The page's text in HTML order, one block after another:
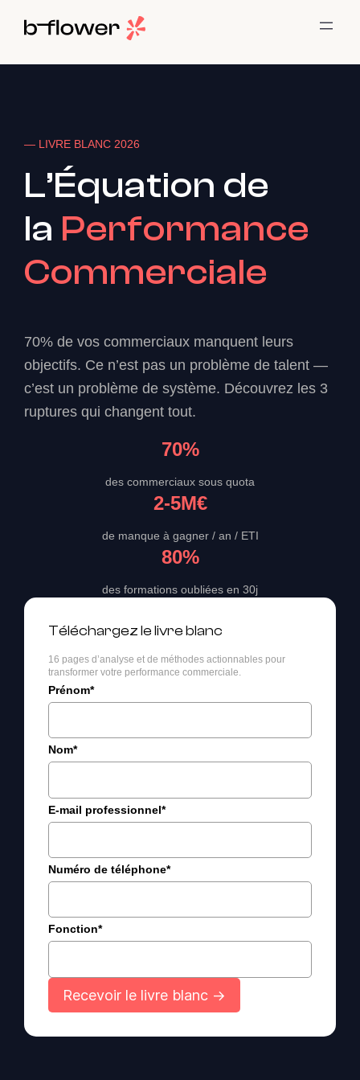
— LIVRE BLANC 2026
L’Équation de
la Performance
Commerciale
70% de vos commerciaux manquent leurs
objectifs. Ce n’est pas un problème de talent —
c’est un problème de système. Découvrez les 3
ruptures qui changent tout.
70%
des commerciaux sous quota
2-5M€
de manque à gagner / an / ETI
80%
des formations oubliées en 30j
Téléchargez le livre blanc
16 pages d’analyse et de méthodes actionnables pour
transformer votre performance commerciale.
Prénom*
Nom*
E-mail professionnel*
Numéro de téléphone*
Fonction*